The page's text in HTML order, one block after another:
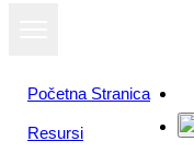
Početna Stranica
Resursi